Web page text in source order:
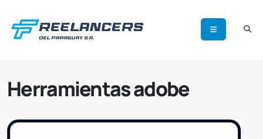
Herramientas adobe